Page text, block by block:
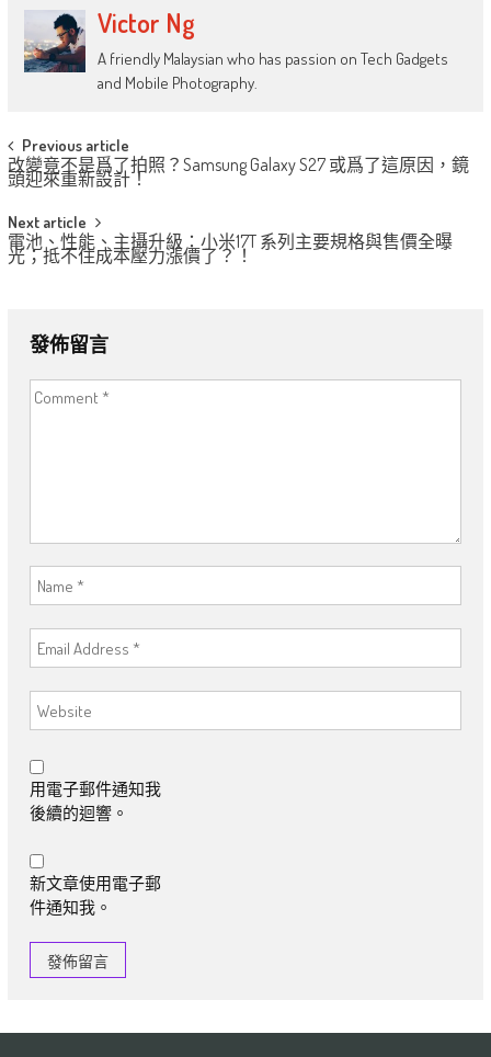
Victor Ng
A friendly Malaysian who has passion on Tech Gadgets
and Mobile Photography.
Post
navigation
Previous article
改變竟不是爲了拍照？Samsung Galaxy S27 或爲了這原因，鏡
頭迎來重新設計！
Next article
電池、性能、主攝升級：小米17T 系列主要規格與售價全曝
光；抵不住成本壓力漲價了？！
發佈留言
用電子郵件通知我
後續的迴響。
新文章使用電子郵
件通知我。